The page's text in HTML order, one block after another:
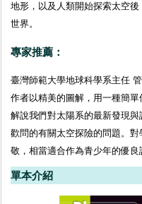
地形，以及人類開始探索太空
世界。
專家推薦：
臺灣師範大學地球科學系主任
作者以精美的圖解，用一種簡
解說我們對太陽系的最新發現
歡問的有關太空探險的問題。
敬，相當適合作為青少年的優
單本介紹